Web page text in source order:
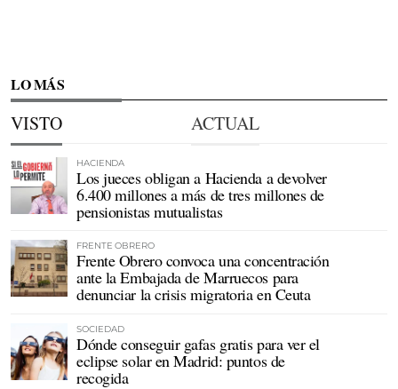
LO MÁS
VISTO ACTUAL
HACIENDA
Los jueces obligan a Hacienda a devolver
6.400 millones a más de tres millones de
pensionistas mutualistas
FRENTE OBRERO
Frente Obrero convoca una concentración
ante la Embajada de Marruecos para
denunciar la crisis migratoria en Ceuta
SOCIEDAD
Dónde conseguir gafas gratis para ver el
eclipse solar en Madrid: puntos de
recogida